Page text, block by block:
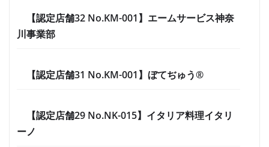
【認定店舗32 No.KM-001】エームサービス神奈
川事業部
【認定店舗31 No.KM-001】ぼてぢゅう®
【認定店舗29 No.NK-015】イタリア料理イタリ
ーノ